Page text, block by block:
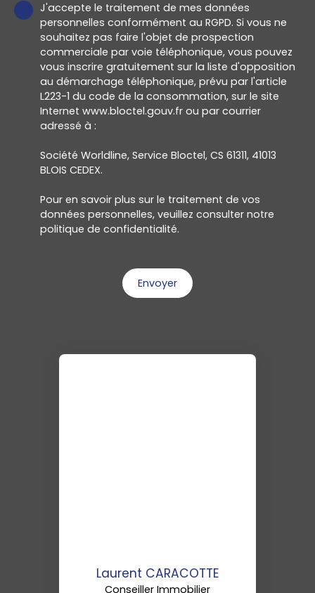
J'accepte le traitement de mes données
personnelles conformément au RGPD. Si vous ne
souhaitez pas faire l'objet de prospection
commerciale par voie téléphonique, vous pouvez
vous inscrire gratuitement sur la liste d'opposition
au démarchage téléphonique, prévu par l'article
L223-1 du code de la consommation, sur le site
Internet www.bloctel.gouv.fr ou par courrier
adressé à :
Société Worldline, Service Bloctel, CS 61311, 41013
BLOIS CEDEX.
Pour en savoir plus sur le traitement de vos
données personnelles, veuillez consulter notre
politique de confidentialité.
Envoyer
Laurent CARACOTTE
Conseiller Immobilier